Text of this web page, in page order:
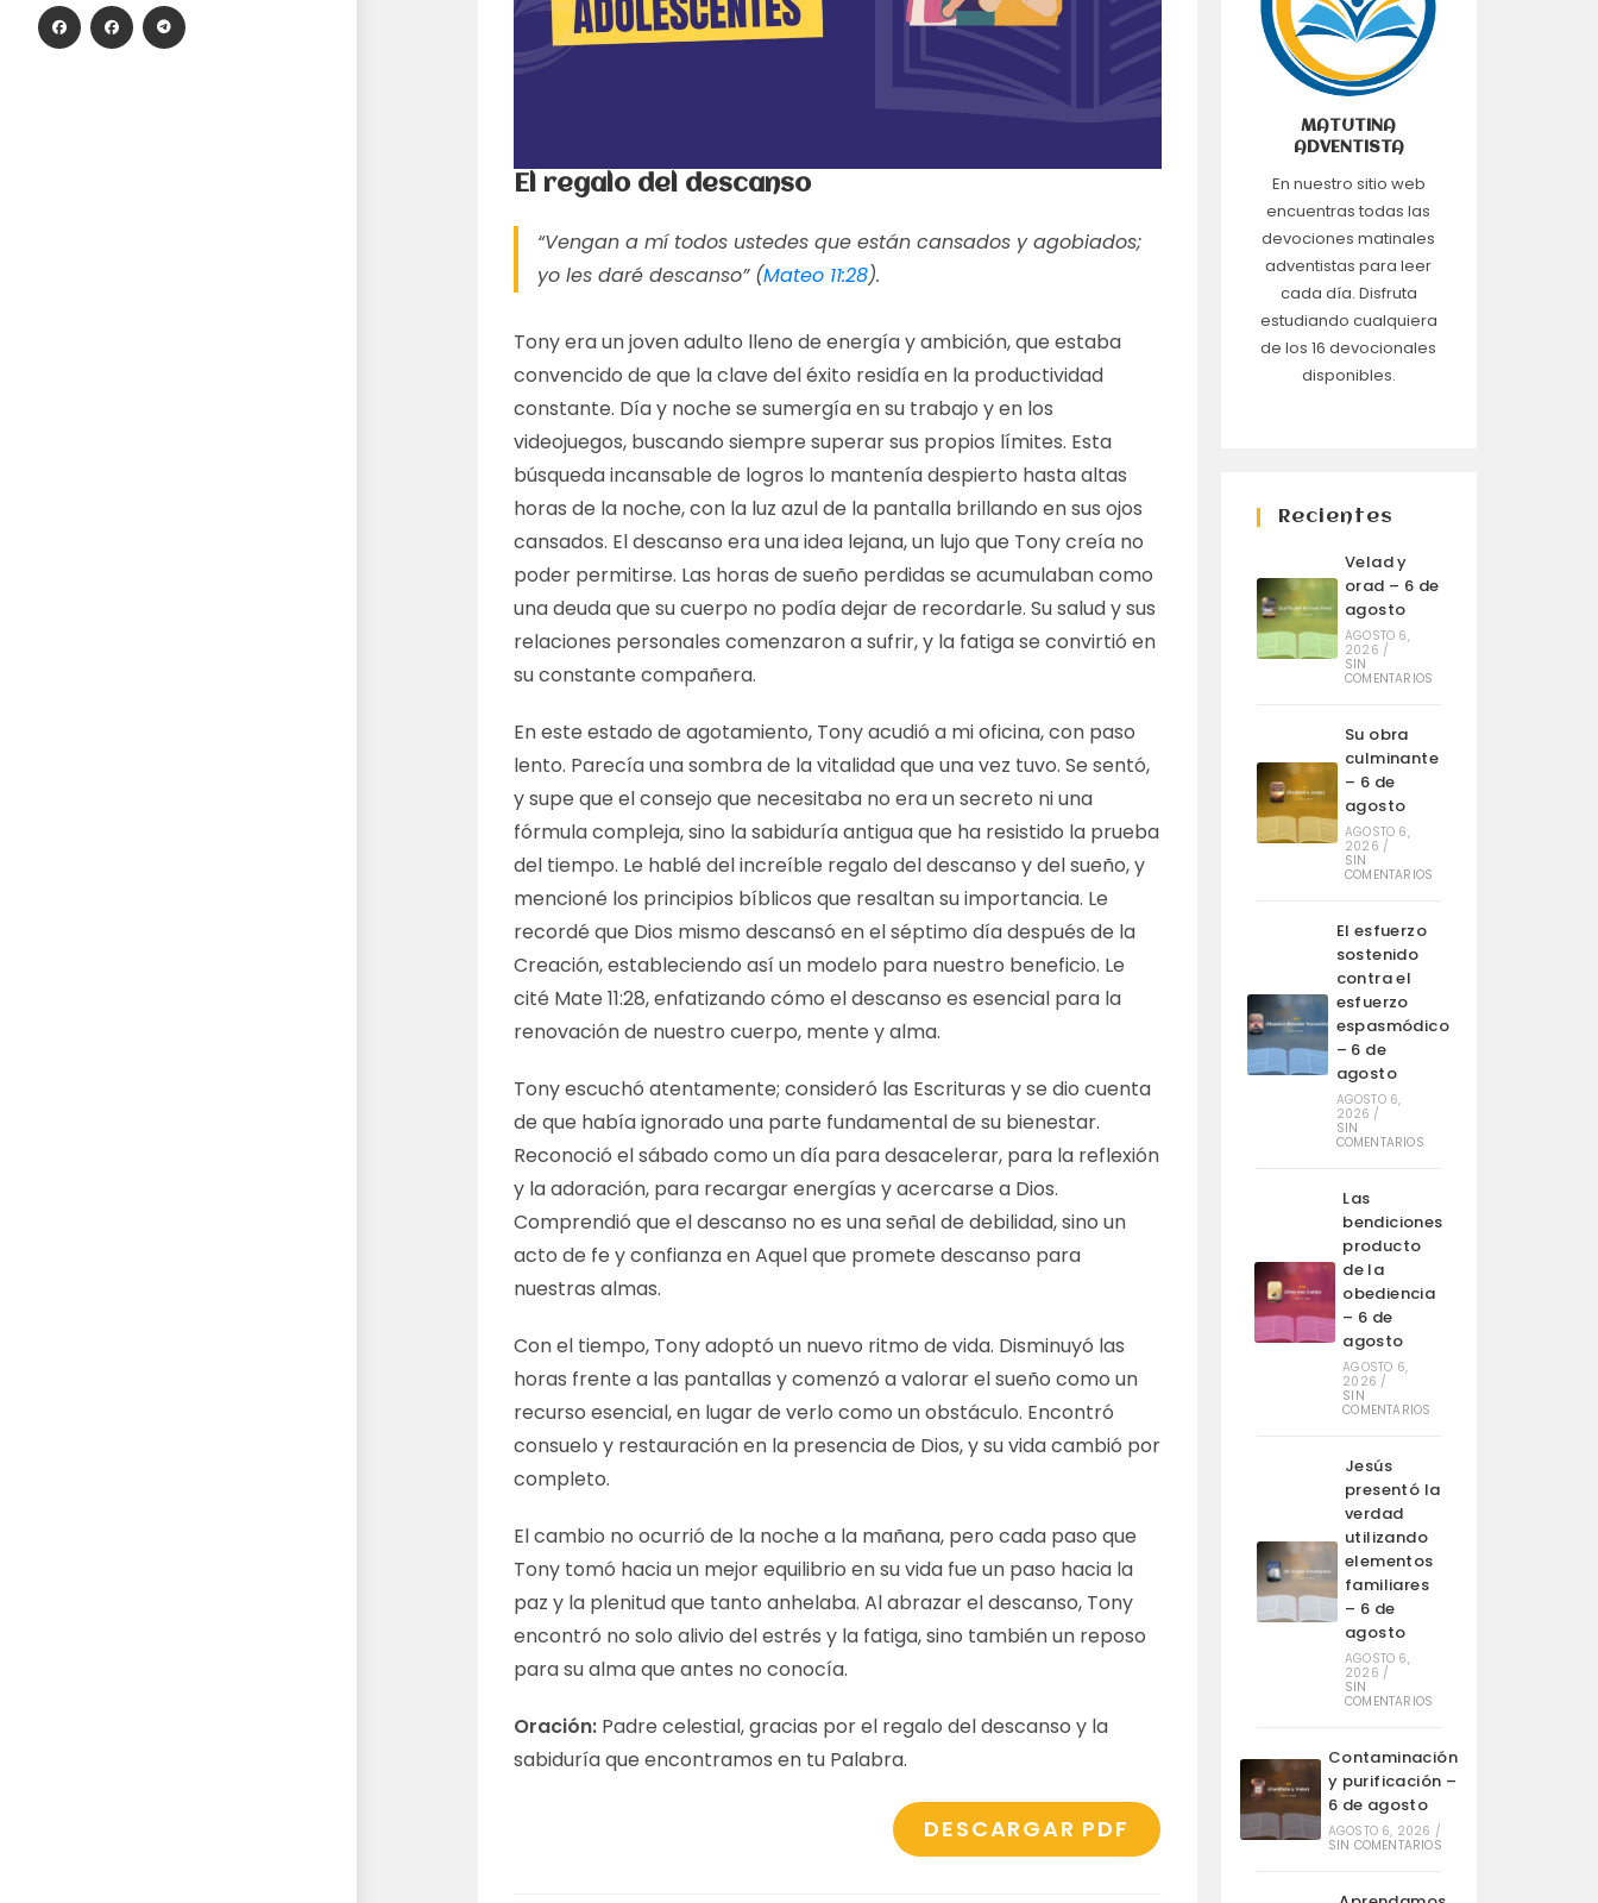
El regalo del descanso
“Vengan a mí todos ustedes que están cansados y agobiados;
yo les daré descanso” (Mateo 11:28).
Tony era un joven adulto lleno de energía y ambición, que estaba
convencido de que la clave del éxito residía en la productividad
constante. Día y noche se sumergía en su trabajo y en los
videojuegos, buscando siempre superar sus propios límites. Esta
búsqueda incansable de logros lo mantenía despierto hasta altas
horas de la noche, con la luz azul de la pantalla brillando en sus ojos
cansados. El descanso era una idea lejana, un lujo que Tony creía no
poder permitirse. Las horas de sueño perdidas se acumulaban como
una deuda que su cuerpo no podía dejar de recordarle. Su salud y sus
relaciones personales comenzaron a sufrir, y la fatiga se convirtió en
su constante compañera.
En este estado de agotamiento, Tony acudió a mi oficina, con paso
lento. Parecía una sombra de la vitalidad que una vez tuvo. Se sentó,
y supe que el consejo que necesitaba no era un secreto ni una
fórmula compleja, sino la sabiduría antigua que ha resistido la prueba
del tiempo. Le hablé del increíble regalo del descanso y del sueño, y
mencioné los principios bíblicos que resaltan su importancia. Le
recordé que Dios mismo descansó en el séptimo día después de la
Creación, estableciendo así un modelo para nuestro beneficio. Le
cité Mate 11:28, enfatizando cómo el descanso es esencial para la
renovación de nuestro cuerpo, mente y alma.
Tony escuchó atentamente; consideró las Escrituras y se dio cuenta
de que había ignorado una parte fundamental de su bienestar.
Reconoció el sábado como un día para desacelerar, para la reflexión
y la adoración, para recargar energías y acercarse a Dios.
Comprendió que el descanso no es una señal de debilidad, sino un
acto de fe y confianza en Aquel que promete descanso para
nuestras almas.
Con el tiempo, Tony adoptó un nuevo ritmo de vida. Disminuyó las
horas frente a las pantallas y comenzó a valorar el sueño como un
recurso esencial, en lugar de verlo como un obstáculo. Encontró
consuelo y restauración en la presencia de Dios, y su vida cambió por
completo.
El cambio no ocurrió de la noche a la mañana, pero cada paso que
Tony tomó hacia un mejor equilibrio en su vida fue un paso hacia la
paz y la plenitud que tanto anhelaba. Al abrazar el descanso, Tony
encontró no solo alivio del estrés y la fatiga, sino también un reposo
para su alma que antes no conocía.
Oración: Padre celestial, gracias por el regalo del descanso y la
sabiduría que encontramos en tu Palabra.
DESCARGAR PDF
MATUTINA
ADVENTISTA
En nuestro sitio web
encuentras todas las
devociones matinales
adventistas para leer
cada día. Disfruta
estudiando cualquiera
de los 16 devocionales
disponibles.
Recientes
Velad y
orad – 6 de
agosto
AGOSTO 6,
2026 /
SIN
COMENTARIOS
Su obra
culminante
– 6 de
agosto
AGOSTO 6,
2026 /
SIN
COMENTARIOS
El esfuerzo
sostenido
contra el
esfuerzo
espasmódico
– 6 de
agosto
AGOSTO 6,
2026 /
SIN
COMENTARIOS
Las
bendiciones
producto
de la
obediencia
– 6 de
agosto
AGOSTO 6,
2026 /
SIN
COMENTARIOS
Jesús
presentó la
verdad
utilizando
elementos
familiares
– 6 de
agosto
AGOSTO 6,
2026 /
SIN
COMENTARIOS
Contaminación
y purificación –
6 de agosto
AGOSTO 6, 2026 /
SIN COMENTARIOS